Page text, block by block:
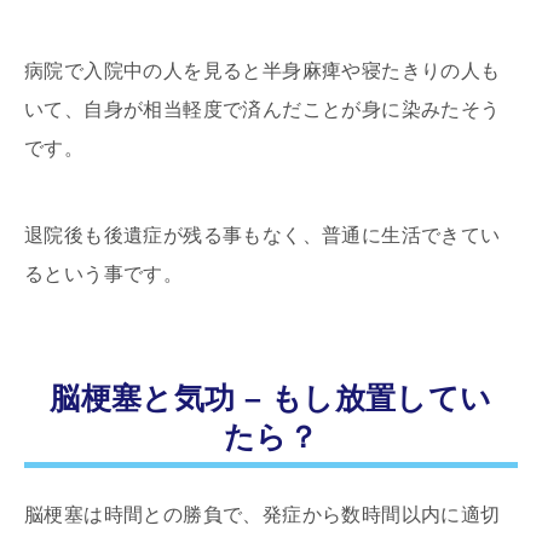
病院で入院中の人を見ると半身麻痺や寝たきりの人も
いて、自身が相当軽度で済んだことが身に染みたそう
です。
退院後も後遺症が残る事もなく、普通に生活できてい
るという事です。
脳梗塞と気功 – もし放置してい
たら？
脳梗塞は時間との勝負で、発症から数時間以内に適切